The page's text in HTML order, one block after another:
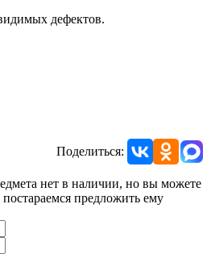
дефектов.
Поделиться:
нет в наличии, но вы можете
предложить ему